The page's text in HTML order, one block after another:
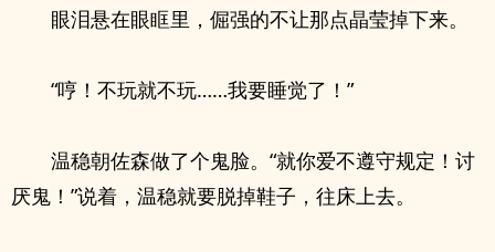
眼泪悬在眼眶里，倔强的不让那点晶莹掉下来。
“哼！不玩就不玩……我要睡觉了！”
温稳朝佐森做了个鬼脸。“就你爱不遵守规定！讨
厌鬼！”说着，温稳就要脱掉鞋子，往床上去。